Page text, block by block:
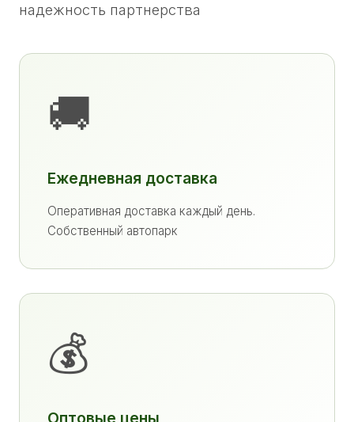
надежность партнерства
🚚
Ежедневная доставка
Оперативная доставка каждый день.
Собственный автопарк
💰
Оптовые цены